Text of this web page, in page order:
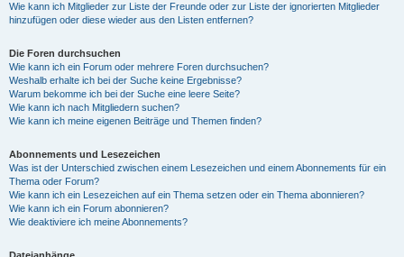
Wie kann ich Mitglieder zur Liste der Freunde oder zur Liste der ignorierten Mitglieder
hinzufügen oder diese wieder aus den Listen entfernen?
Die Foren durchsuchen
Wie kann ich ein Forum oder mehrere Foren durchsuchen?
Weshalb erhalte ich bei der Suche keine Ergebnisse?
Warum bekomme ich bei der Suche eine leere Seite?
Wie kann ich nach Mitgliedern suchen?
Wie kann ich meine eigenen Beiträge und Themen finden?
Abonnements und Lesezeichen
Was ist der Unterschied zwischen einem Lesezeichen und einem Abonnements für ein
Thema oder Forum?
Wie kann ich ein Lesezeichen auf ein Thema setzen oder ein Thema abonnieren?
Wie kann ich ein Forum abonnieren?
Wie deaktiviere ich meine Abonnements?